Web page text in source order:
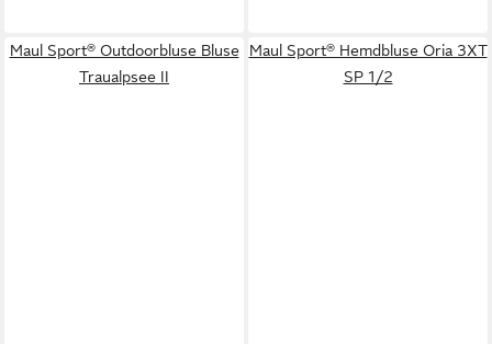
Maul Sport® Outdoorbluse Bluse
Traualpsee II
Maul Sport® Hemdbluse Oria 3XT
SP 1/2